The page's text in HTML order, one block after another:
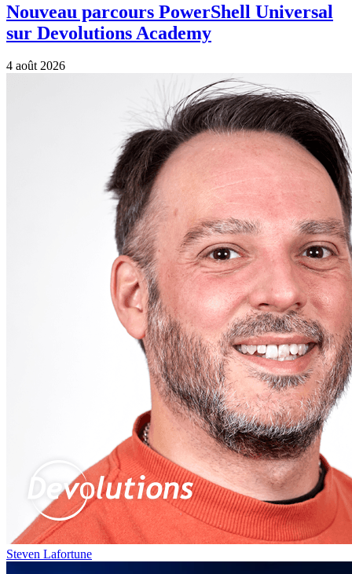
Nouveau parcours PowerShell Universal
sur Devolutions Academy
4 août 2026
Steven Lafortune